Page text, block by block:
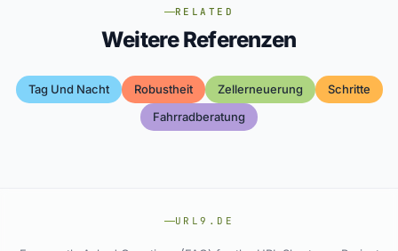
RELATED
Weitere Referenzen
Tag Und Nacht Robustheit Zellerneuerung
Schritte
Fahrradberatung
URL9.DE